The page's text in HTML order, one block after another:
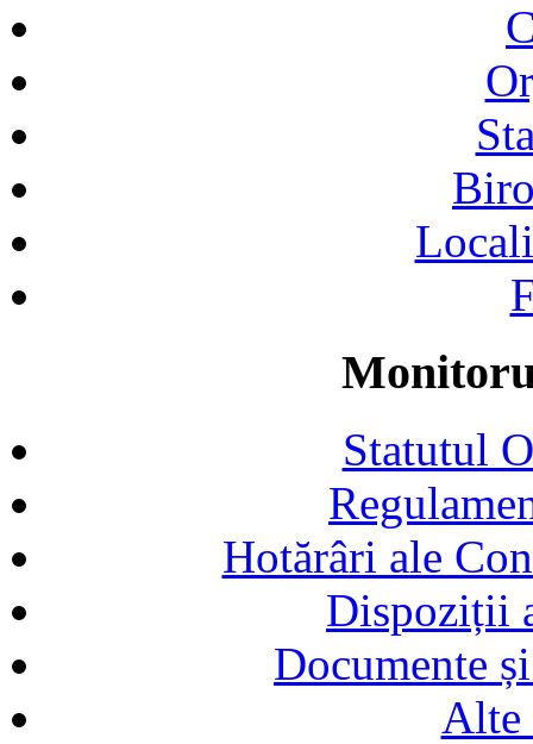
Statutul
Hotărâri ale
Dispoziții
Documente
Alte